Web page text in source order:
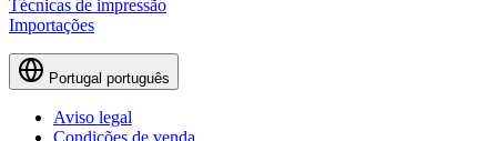
Técnicas de impressão
Importações
Portugal português
Aviso legal
Condições de venda